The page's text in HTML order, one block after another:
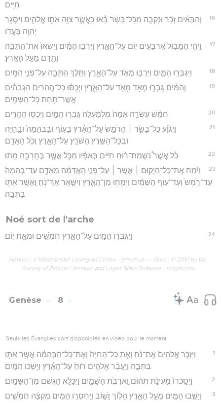
חַיִּֽים׃
16
וְהַבָּאִ֗ים זָכָ֨ר וּנְקֵבָ֤ה מִכָּל־בָּשָׂר֙ בָּ֔אוּ כַּֽאֲשֶׁ֛ר צִוָּ֥ה אֹת֖וֹ אֱלֹהִ֑ים וַיִּסְגֹּ֥ר
יְהוָ֖ה בַּֽעֲדֽוֹ׃
17
וַֽיְהִ֧י הַמַּבּ֛וּל אַרְבָּעִ֥ים י֖וֹם עַל־הָאָ֑רֶץ וַיִּרְבּ֣וּ הַמַּ֗יִם וַיִּשְׂאוּ֙ אֶת־הַתֵּבָ֔ה
וַתָּ֖רָם מֵעַ֥ל הָאָֽרֶץ׃
18 וַיִּגְבְּר֥וּ הַמַּ֛יִם וַיִּרְבּ֥וּ מְאֹ֖ד עַל־הָאָ֑רֶץ וַתֵּ֥לֶךְ הַתֵּבָ֖ה עַל־פְּנֵ֥י הַמָּֽיִם׃
19
וְהַמַּ֗יִם גָּֽבְר֛וּ מְאֹ֥ד מְאֹ֖ד עַל־הָאָ֑רֶץ וַיְכֻסּ֗וּ כָּל־הֶֽהָרִים֙ הַגְּבֹהִ֔ים
אֲשֶׁר־תַּ֖חַת כָּל־הַשָּׁמָֽיִם׃
20 חֲמֵ֨שׁ עֶשְׂרֵ֤ה אַמָּה֙ מִלְמַ֔עְלָה גָּבְר֖וּ הַמָּ֑יִם וַיְכֻסּ֖וּ הֶהָרִֽים׃
21
וַיִּגְוַ֞ע כָּל־בָּשָׂ֣ר ׀ הָרֹמֵ֣שׂ עַל־הָאָ֗רֶץ בָּע֤וֹף וּבַבְּהֵמָה֙ וּבַ֣חַיָּ֔ה
וּבְכָל־הַשֶּׁ֖רֶץ הַשֹּׁרֵ֣ץ עַל־הָאָ֑רֶץ וְכֹ֖ל הָאָדָֽם׃
22 כֹּ֡ל אֲשֶׁר֩ נִשְׁמַת־ר֨וּחַ חַיִּ֜ים בְּאַפָּ֗יו מִכֹּ֛ל אֲשֶׁ֥ר בֶּחָֽרָבָ֖ה מֵֽתוּ׃
23
וַיִּ֜מַח אֶֽת־כָּל־הַיְק֣וּם ׀ אֲשֶׁ֣ר ׀ עַל־פְּנֵ֣י הָֽאֲדָמָ֗ה מֵאָדָ֤ם עַד־בְּהֵמָה֙
עַד־רֶ֙מֶשׂ֙ וְעַד־ע֣וֹף הַשָּׁמַ֔יִם וַיִּמָּח֖וּ מִן־הָאָ֑רֶץ וַיִשָּׁ֧אֶר אַךְ־נֹ֛חַ וַֽאֲשֶׁ֥ר אִתּ֖וֹ
בַּתֵּבָֽה׃
Noé sort de l'arche
24 וַיִּגְבְּר֥וּ הַמַּ֖יִם עַל־הָאָ֑רֶץ חֲמִשִּׁ֥ים וּמְאַ֖ת יֽוֹם׃
Hébreu : © Westminster Leningrad Codex - tanach.us --- Grec : © 2010 by the
Society of Biblical Literature and Logos Bible Software - sblgnt.com
Genèse 8
Seuls les Évangiles sont disponibles en vidéo pour le moment.
1
וַיִּזְכֹּ֤ר אֱלֹהִים֙ אֶת־נֹ֔חַ וְאֵ֤ת כָּל־הַֽחַיָּה֙ וְאֶת־כָּל־הַבְּהֵמָ֔ה אֲשֶׁ֥ר אִתּ֖וֹ
בַּתֵּבָ֑ה וַיַּעֲבֵ֨ר אֱלֹהִ֥ים ר֙וּחַ֙ עַל־הָאָ֔רֶץ וַיָּשֹׁ֖כּוּ הַמָּֽיִם׃
2 וַיִּסָּֽכְרוּ֙ מַעְיְנֹ֣ת תְּה֔וֹם וַֽאֲרֻבֹּ֖ת הַשָּׁמָ֑יִם וַיִּכָּלֵ֥א הַגֶּ֖שֶׁם מִן־הַשָּׁמָֽיִם׃
3
וַיָּשֻׁ֧בוּ הַמַּ֛יִם מֵעַ֥ל הָאָ֖רֶץ הָל֣וֹךְ וָשׁ֑וֹב וַיַּחְסְר֣וּ הַמַּ֔יִם מִקְצֵ֕ה חֲמִשִּׁ֥ים